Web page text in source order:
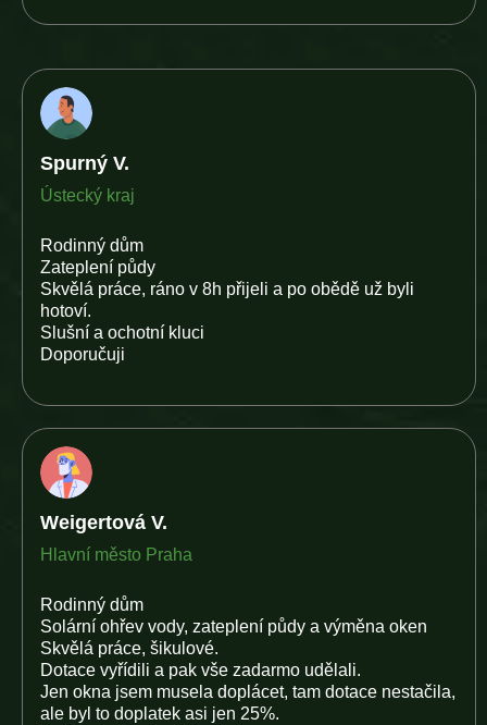
Spurný V.
Ústecký kraj
Rodinný dům
Zateplení půdy
Skvělá práce, ráno v 8h přijeli a po obědě už byli
hotoví.
Slušní a ochotní kluci
Doporučuji
Weigertová V.
Hlavní město Praha
Rodinný dům
Solární ohřev vody, zateplení půdy a výměna oken
Skvělá práce, šikulové.
Dotace vyřídili a pak vše zadarmo udělali.
Jen okna jsem musela doplácet, tam dotace nestačila,
ale byl to doplatek asi jen 25%.